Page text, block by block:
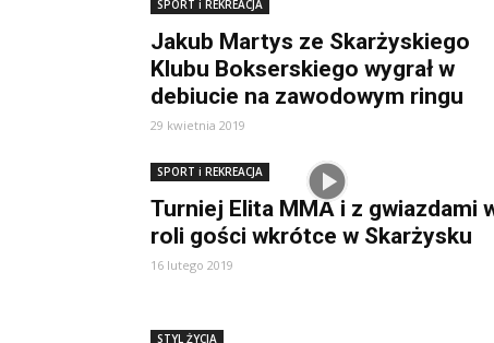
SPORT i REKREACJA
Jakub Martys ze Skarżyskiego
Klubu Bokserskiego wygrał w
debiucie na zawodowym ringu
29 kwietnia 2019
SPORT i REKREACJA
Turniej Elita MMA i z gwiazdami
roli gości wkrótce w Skarżysku
16 lutego 2019
STYL ŻYCIA